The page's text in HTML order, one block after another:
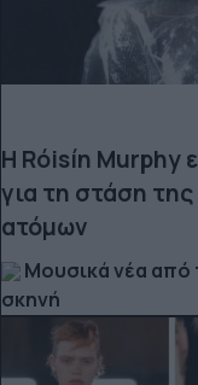
Η Róisín Murphy
για τη στάση
ατόμων
Μουσικά νέα από
σκηνή